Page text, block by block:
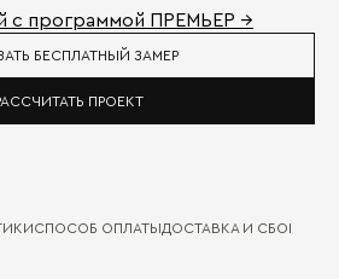
с программой ПРЕМЬЕР →
БЕСПЛАТНЫЙ ЗАМЕР
ПРОЕКТ
СПОСОБ ОПЛАТЫДОСТАВКА И СБОРКА